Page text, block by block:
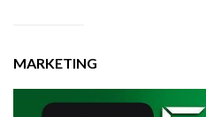
MARKETING